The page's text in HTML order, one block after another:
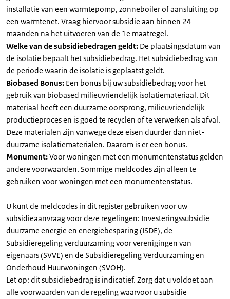
installatie van een warmtepomp, zonneboiler of aansluiting op
een warmtenet. Vraag hiervoor subsidie aan binnen 24
maanden na het uitvoeren van de 1e maatregel.
Welke van de subsidiebedragen geldt: De plaatsingsdatum van
de isolatie bepaalt het subsidiebedrag. Het subsidiebedrag van
de periode waarin de isolatie is geplaatst geldt.
Biobased Bonus: Een bonus bij uw subsidiebedrag voor het
gebruik van biobased milieuvriendelijk isolatiemateriaal. Dit
materiaal heeft een duurzame oorsprong, milieuvriendelijk
productieproces en is goed te recyclen of te verwerken als afval.
Deze materialen zijn vanwege deze eisen duurder dan niet-
duurzame isolatiematerialen. Daarom is er een bonus.
Monument:Voor woningen met een monumentenstatus gelden
andere voorwaarden. Sommige meldcodes zijn alleen te
gebruiken voor woningen met een monumentenstatus.
U kunt de meldcodes in dit register gebruiken voor uw
subsidieaanvraag voor deze regelingen: Investeringssubsidie
duurzame energie en energiebesparing (ISDE), de
Subsidieregeling verduurzaming voor verenigingen van
eigenaars (SVVE) en de Subsidieregeling Verduurzaming en
Onderhoud Huurwoningen (SVOH).
Let op: dit subsidiebedrag is indicatief. Zorg dat u voldoet aan
alle voorwaarden van de regeling waarvoor u subsidie